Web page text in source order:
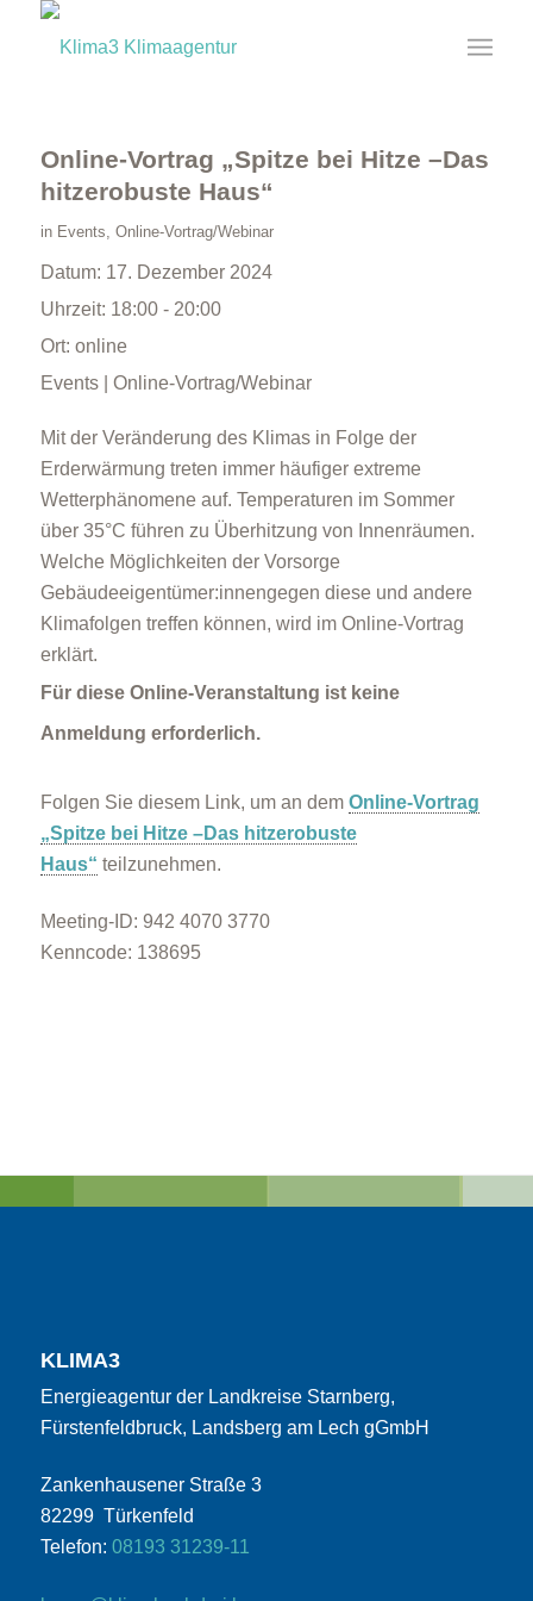
Online-Vortrag „Spitze bei Hitze –Das
hitzerobuste Haus“
in Events, Online-Vortrag/Webinar
Datum: 17. Dezember 2024
Uhrzeit: 18:00 - 20:00
Ort: online
Events | Online-Vortrag/Webinar
Mit der Veränderung des Klimas in Folge der
Erderwärmung treten immer häufiger extreme
Wetterphänomene auf. Temperaturen im Sommer
über 35°C führen zu Überhitzung von Innenräumen.
Welche Möglichkeiten der Vorsorge
Gebäudeeigentümer:innengegen diese und andere
Klimafolgen treffen können, wird im Online-Vortrag
erklärt.
Für diese Online-Veranstaltung ist keine
Anmeldung erforderlich.
Folgen Sie diesem Link, um an dem Online-Vortrag
„Spitze bei Hitze –Das hitzerobuste
Haus“ teilzunehmen.
Meeting-ID: 942 4070 3770
Kenncode: 138695
KLIMA3
Energieagentur der Landkreise Starnberg,
Fürstenfeldbruck, Landsberg am Lech gGmbH
Zankenhausener Straße 3
82299 Türkenfeld
Telefon: 08193 31239-11